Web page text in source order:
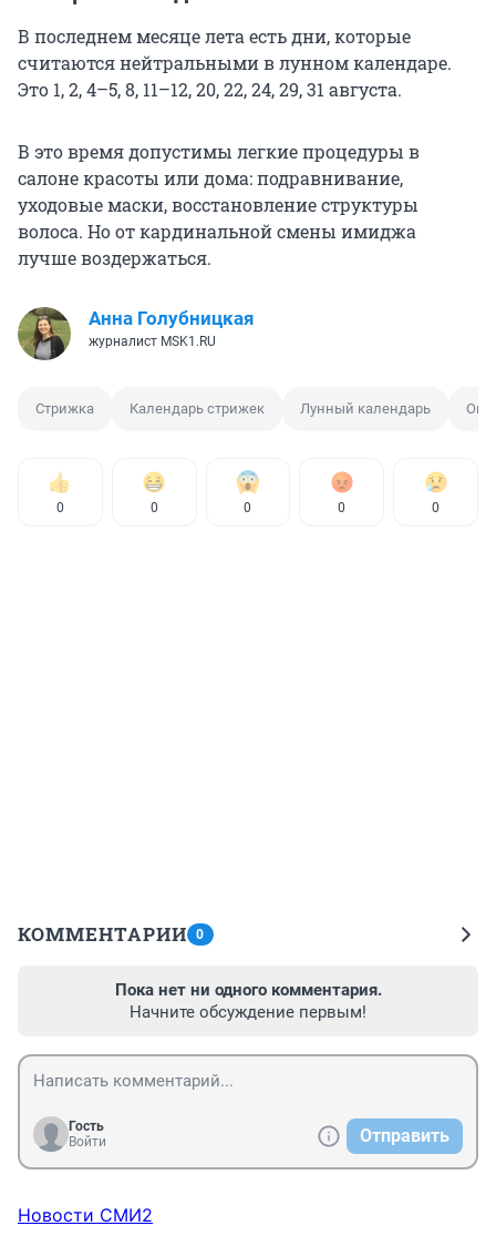
В последнем месяце лета есть дни, которые
считаются нейтральными в лунном календаре.
Это 1, 2, 4–5, 8, 11–12, 20, 22, 24, 29, 31 августа.
В это время допустимы легкие процедуры в
салоне красоты или дома: подравнивание,
уходовые маски, восстановление структуры
волоса. Но от кардинальной смены имиджа
лучше воздержаться.
Анна Голубницкая
журналист MSK1.RU
Стрижка Календарь стрижек Лунный календарь
0 0 0 0 0
КОММЕНТАРИИ 0
Пока нет ни одного комментария.
Начните обсуждение первым!
Гость
Войти
Отправить
Новости СМИ2